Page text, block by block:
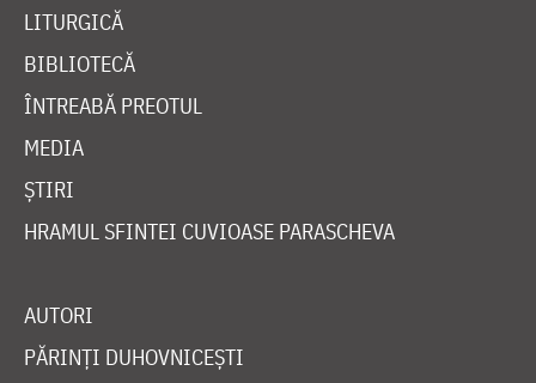
LITURGICĂ
BIBLIOTECĂ
ÎNTREABĂ PREOTUL
MEDIA
ȘTIRI
HRAMUL SFINTEI CUVIOASE PARASCHEVA
AUTORI
PĂRINȚI DUHOVNICEȘTI